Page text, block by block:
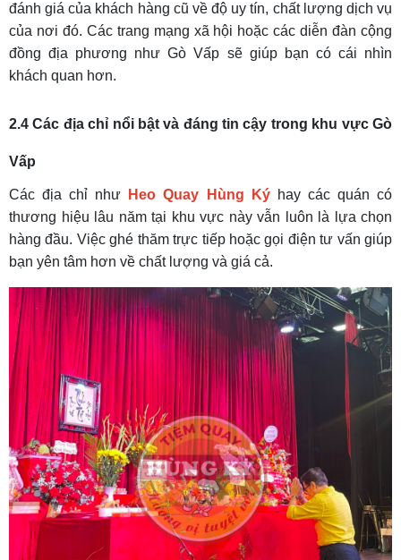
đánh giá của khách hàng cũ về độ uy tín, chất lượng dịch vụ
của nơi đó. Các trang mạng xã hội hoặc các diễn đàn cộng
đồng địa phương như Gò Vấp sẽ giúp bạn có cái nhìn
khách quan hơn.
2.4 Các địa chỉ nổi bật và đáng tin cậy trong khu vực Gò
Vấp
Các địa chỉ như Heo Quay Hùng Kýhay các quán có
thương hiệu lâu năm tại khu vực này vẫn luôn là lựa chọn
hàng đầu. Việc ghé thăm trực tiếp hoặc gọi điện tư vấn giúp
bạn yên tâm hơn về chất lượng và giá cả.